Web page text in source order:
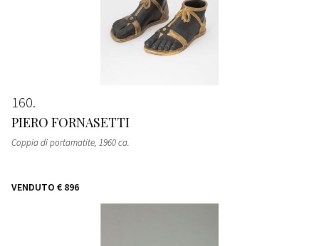
160
PIERO FORNASETTI
Coppia di portamatite, 1960 ca.
VENDUTO € 896